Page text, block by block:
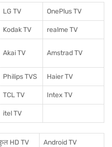
LG TV OnePlus TV
Kodak TV realme TV
Akai TV Amstrad TV
Philips TVS Haier TV
TCL TV Intex TV
itel TV
HD TV Android TV